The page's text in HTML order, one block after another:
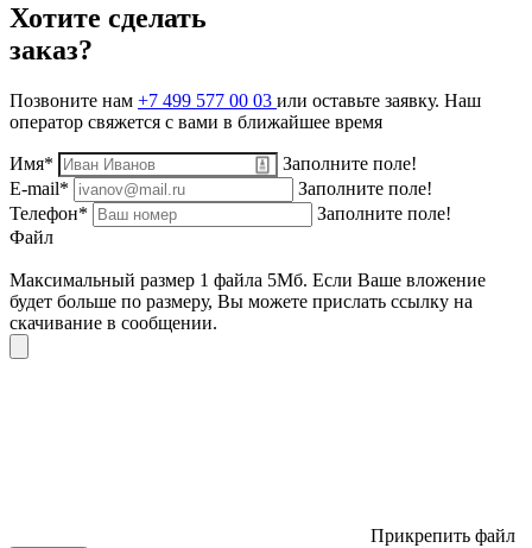
Хотите сделать
заказ?
Позвоните нам +7 499 577 00 03 или оставьте заявку. Наш
оператор свяжется с вами в ближайшее время
Имя*
Заполните поле!
E-mail*
Заполните поле!
Телефон*
Заполните поле!
Файл
Максимальный размер 1 файла 5Мб. Если Ваше вложение
будет больше по размеру, Вы можете прислать ссылку на
скачивание в сообщении.
Прикрепить файл